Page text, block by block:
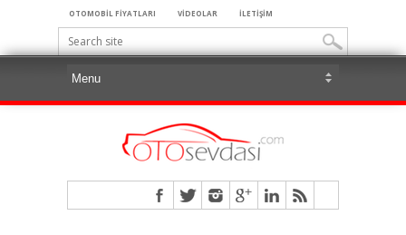
OTOMOBİL FİYATLARI VİDEOLAR İLETİŞİM